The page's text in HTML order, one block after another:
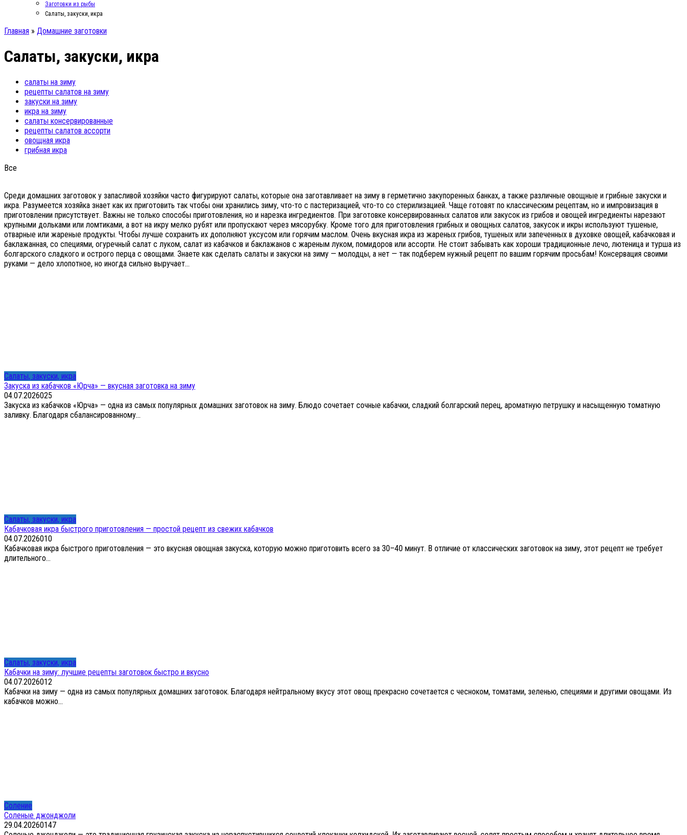
Заготовки из рыбы
Салаты, закуски, икра
Главная » Домашние заготовки
Салаты, закуски, икра
салаты на зиму
рецепты салатов на зиму
закуски на зиму
икра на зиму
салаты консервированные
рецепты салатов ассорти
овощная икра
грибная икра
Все
Среди домашних заготовок у запасливой хозяйки часто фигурируют салаты, которые она заготавливает на зиму в герметично закупоренных банках, а также различные овощные и грибные закуски и
икра. Разумеется хозяйка знает как их приготовить так чтобы они хранились зиму, что-то с пастеризацией, что-то со стерилизацией. Чаще готовят по классическим рецептам, но и импровизация в
приготовлении присутствует. Важны не только способы приготовления, но и нарезка ингредиентов. При заготовке консервированных салатов или закусок из грибов и овощей ингредиенты нарезают
крупными дольками или ломтиками, а вот на икру мелко рубят или пропускают через мясорубку. Кроме того для приготовления грибных и овощных салатов, закусок и икры используют тушеные,
отварные или жареные продукты. Чтобы лучше сохранить их дополняют уксусом или горячим маслом. Очень вкусная икра из жареных грибов, тушеных или запеченных в духовке овощей, кабачковая и
баклажанная, со специями, огуречный салат с луком, салат из кабачков и баклажанов с жареным луком, помидоров или ассорти. Не стоит забывать как хороши традиционные лечо, лютеница и турша из
болгарского сладкого и острого перца с овощами. Знаете как сделать салаты и закуски на зиму — молодцы, а нет — так подберем нужный рецепт по вашим горячим просьбам! Консервация своими
руками — дело хлопотное, но иногда сильно выручает…
Салаты, закуски, икра
Закуска из кабачков «Юрча» — вкусная заготовка на зиму
04.07.2026025
Закуска из кабачков «Юрча» — одна из самых популярных домашних заготовок на зиму. Блюдо сочетает сочные кабачки, сладкий болгарский перец, ароматную петрушку и насыщенную томатную
заливку. Благодаря сбалансированному...
Салаты, закуски, икра
Кабачковая икра быстрого приготовления — простой рецепт из свежих кабачков
04.07.2026010
Кабачковая икра быстрого приготовления — это вкусная овощная закуска, которую можно приготовить всего за 30–40 минут. В отличие от классических заготовок на зиму, этот рецепт не требует
длительного...
Салаты, закуски, икра
Кабачки на зиму: лучшие рецепты заготовок быстро и вкусно
04.07.2026012
Кабачки на зиму — одна из самых популярных домашних заготовок. Благодаря нейтральному вкусу этот овощ прекрасно сочетается с чесноком, томатами, зеленью, специями и другими овощами. Из
кабачков можно...
Соление
Соленые джонджоли
29.04.20260147